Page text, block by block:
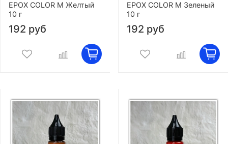
EPOX COLOR M Желтый
10 г
192 руб
EPOX COLOR M Зеленый
10 г
192 руб